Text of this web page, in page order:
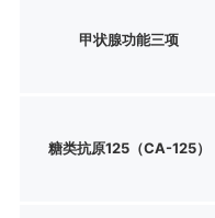
甲状腺功能三项
糖类抗原125（CA-125）